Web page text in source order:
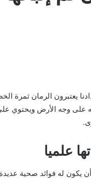
يعتبرون الرمان ثمرة
على وجه الأرض ويحتوي
يكون له فوائد صحية